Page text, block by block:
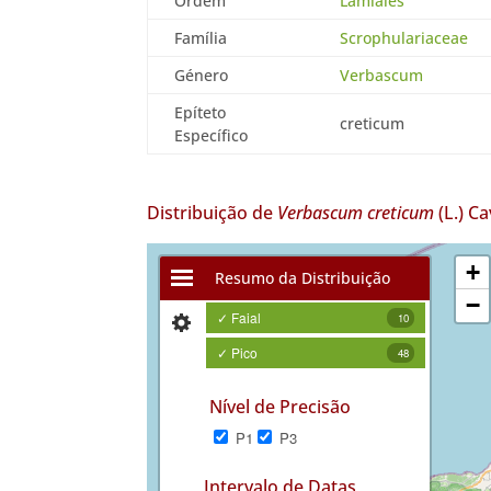
Família
Scrophulariaceae
Género
Verbascum
Epíteto
Específico
creticum
Distribuição de Verbascum creticum(L.)
Resumo da Distribuição
✓ Faial 10
✓ Pico 48
Nível de Precisão
P1 P3
+
−